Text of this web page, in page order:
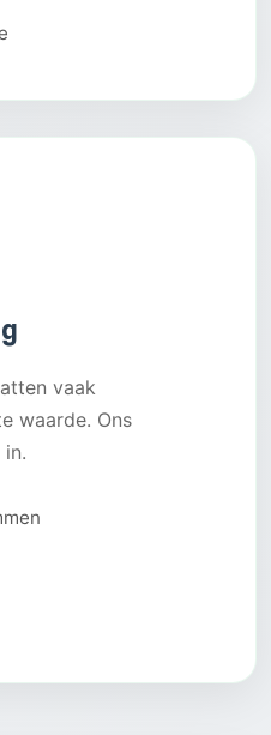
vaak
waarde. Ons